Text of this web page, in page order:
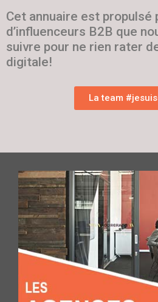
Cet annuaire est propulsé
d’influenceurs B2B que
suivre pour ne rien rater
digitale!
La team